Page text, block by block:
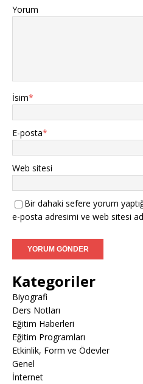
Yorum
İsim*
E-posta*
Web sitesi
Bir dahaki sefere yorum
e-posta adresimi ve web sitesi
Kategoriler
Biyografi
Ders Notları
Eğitim Haberleri
Eğitim Programları
Etkinlik, Form ve Ödevler
Genel
İnternet